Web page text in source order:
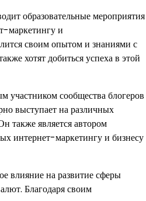
образовательные мероприятия
маркетингу и
своим опытом и знаниями с
хотят добиться успеха в этой
участником сообщества блогеров
выступает на различных
также является автором
интернет-маркетингу и бизнесу
влияние на развитие сферы
Благодаря своим